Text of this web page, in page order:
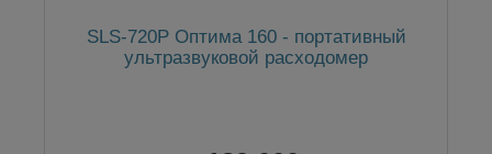
SLS-720P Оптима 160 - портативный
ультразвуковой расходомер